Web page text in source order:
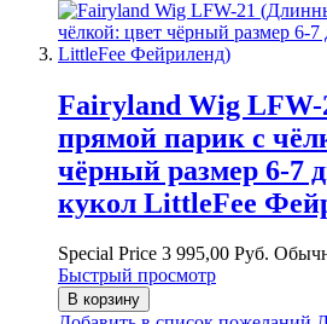
Fairyland Wig
прямой парик с
чёрный размер 6-7
кукол LittleFee
Special Price 3 995,00 Руб.
Быстрый просмотр
В корзину